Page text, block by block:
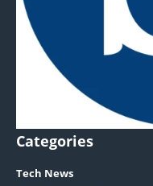
Categories
Tech News